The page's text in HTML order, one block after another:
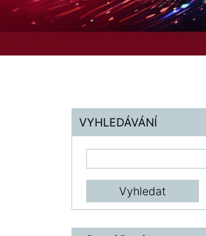
VYHLEDÁVÁNÍ